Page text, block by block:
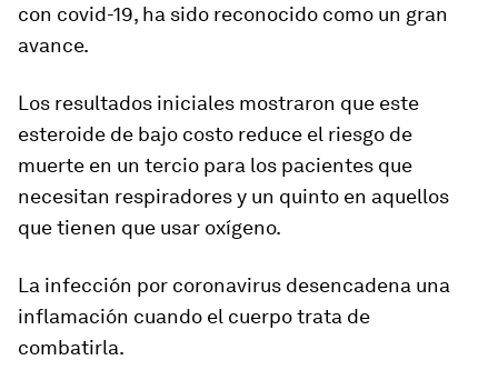
con covid-19, ha sido reconocido como un gran
avance.
Los resultados iniciales mostraron que este
esteroide de bajo costo reduce el riesgo de
muerte en un tercio para los pacientes que
necesitan respiradores y un quinto en aquellos
que tienen que usar oxígeno.
La infección por coronavirus desencadena una
inflamación cuando el cuerpo trata de
combatirla.